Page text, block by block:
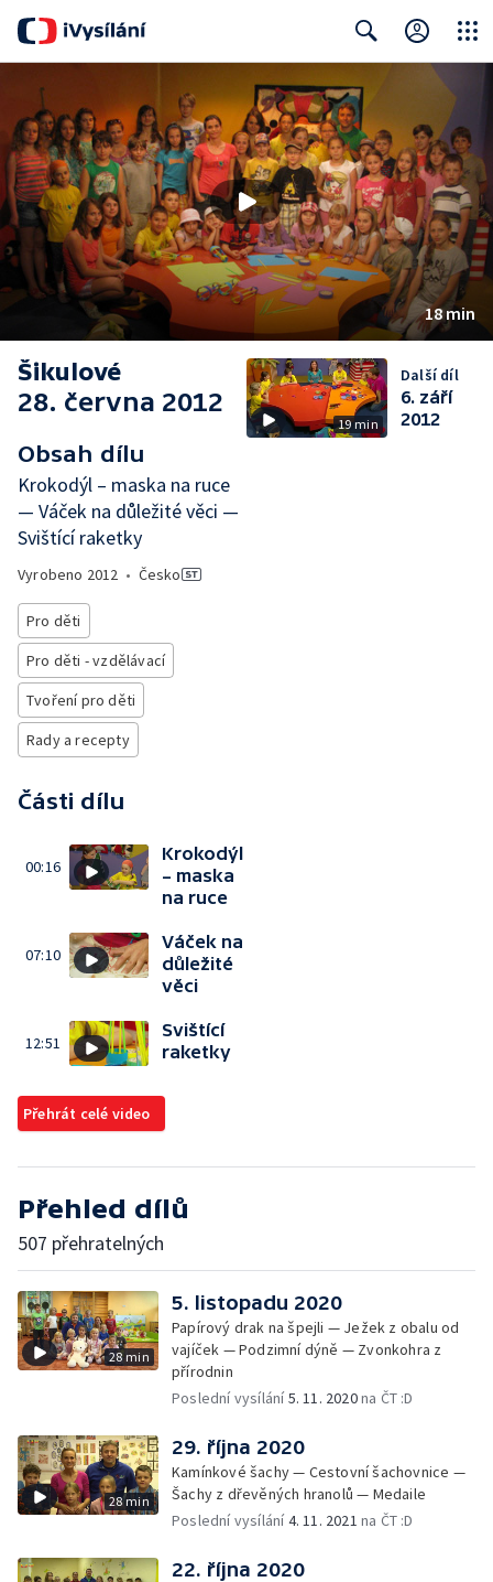
18 min
Šikulové
28. června 2012
Obsah dílu
Krokodýl – maska na ruce
— Váček na důležité věci —
Svištící raketky
Vyrobeno 2012 • Česko
Pro děti
Pro děti - vzdělávací
Tvoření pro děti
Rady a recepty
Části dílu
00:16
Krokodýl
– maska
na ruce
07:10
Váček na
důležité
věci
12:51
Svištící
raketky
Přehrát celé video
19 min
Další díl
6. září
2012
Přehled dílů
507 přehratelných
28 min
5. listopadu 2020
Papírový drak na špejli — Ježek z obalu od
vajíček — Podzimní dýně — Zvonkohra z
přírodnin
Poslední vysílání5. 11. 2020na ČT :D
28 min
29. října 2020
Kamínkové šachy — Cestovní šachovnice —
Šachy z dřevěných hranolů — Medaile
Poslední vysílání4. 11. 2021 na ČT :D
22. října 2020